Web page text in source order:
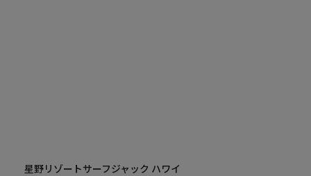
星野リゾートサーフジャック ハワイ